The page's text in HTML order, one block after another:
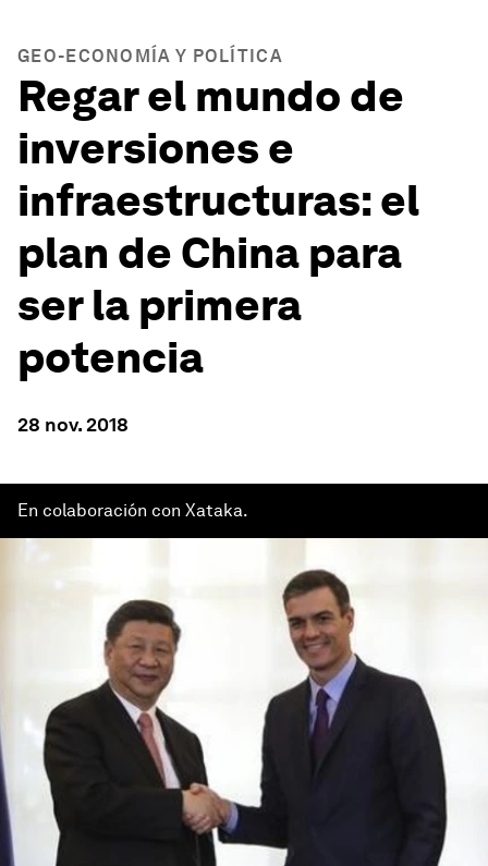
GEO-ECONOMÍA Y POLÍTICA
Regar el mundo de
inversiones e
infraestructuras: el
plan de China para
ser la primera
potencia
28 nov. 2018
En colaboración con Xataka.